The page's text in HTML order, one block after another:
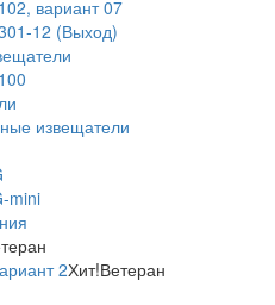
вариант 07
12 (Выход)
извещатели
mini
2Хит!Ветеран